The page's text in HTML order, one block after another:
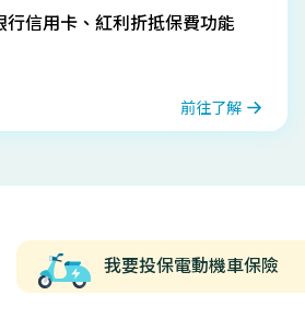
行信用卡、紅利折抵保費功能
前往了解
我要投保電動機車保險